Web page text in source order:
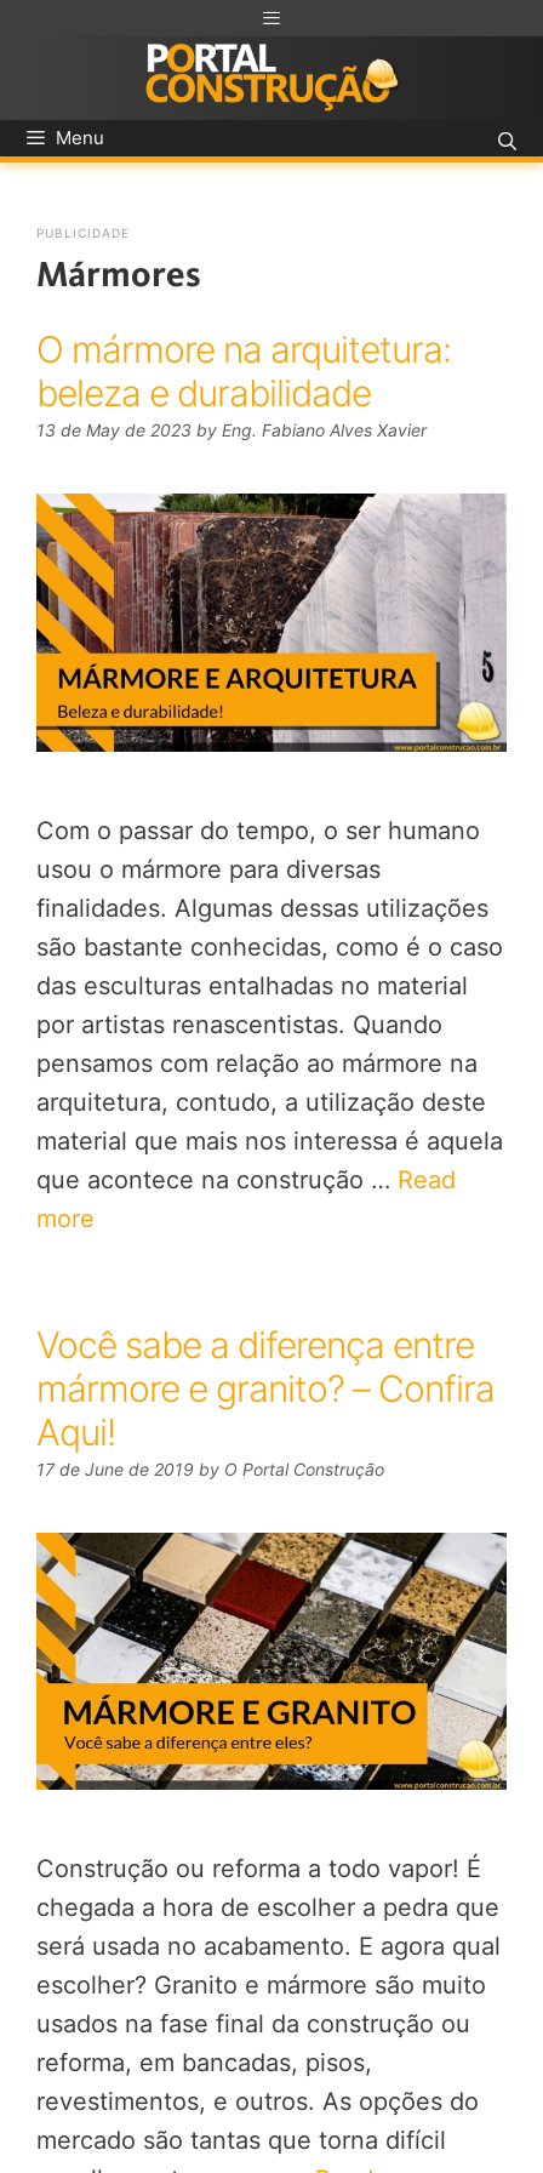
Menu
Mármores
O mármore na arquitetura:
beleza e durabilidade
13 de May de 2023 by Eng. Fabiano Alves Xavier
Com o passar do tempo, o ser humano
usou o mármore para diversas
finalidades. Algumas dessas utilizações
são bastante conhecidas, como é o caso
das esculturas entalhadas no material
por artistas renascentistas. Quando
pensamos com relação ao mármore na
arquitetura, contudo, a utilização deste
material que mais nos interessa é aquela
que acontece na construção … Read
more
Você sabe a diferença entre
mármore e granito? – Confira
Aqui!
17 de June de 2019 by O Portal Construção
Construção ou reforma a todo vapor! É
chegada a hora de escolher a pedra que
será usada no acabamento. E agora qual
escolher? Granito e mármore são muito
usados na fase final da construção ou
reforma, em bancadas, pisos,
revestimentos, e outros. As opções do
mercado são tantas que torna difícil
PUBLICIDADE